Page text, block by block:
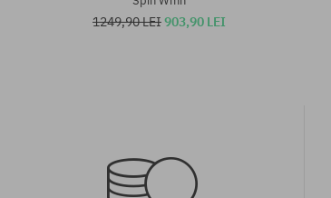
1249,90 LEI903,90 LEI